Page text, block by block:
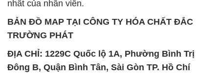
Đông B, Quận Bình Tân, Sài Gòn TP. Hồ Chí
Minh